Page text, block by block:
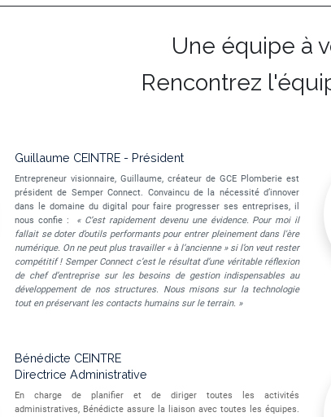
Une équipe à
Rencontrez
Guillaume CEINTRE - Président
Entrepreneur visionnaire, Guillaume, créateur de GCE Plomberie est
président de Semper Connect. Convaincu de la nécessité d’innover
dans le domaine du digital pour faire progresser ses entreprises, il
nous confie :
« C’est rapidement devenu une évidence. Pour moi il
fallait se doter d’outils performants pour entrer pleinement dans l'ère
numérique. On ne peut plus travailler « à l’ancienne » si l’on veut rester
compétitif ! Semper Connect c’est le résultat d’une véritable réflexion
de chef d’entreprise sur les besoins de gestion indispensables au
développement de nos structures. Nous misons sur la technologie
tout en préservant les contacts humains sur le terrain. »
Bénédicte CEINTRE
Directrice Administrative
En charge de planifier et de diriger toutes les activités
administratives, Bénédicte assure la liaison avec toutes les équipes.